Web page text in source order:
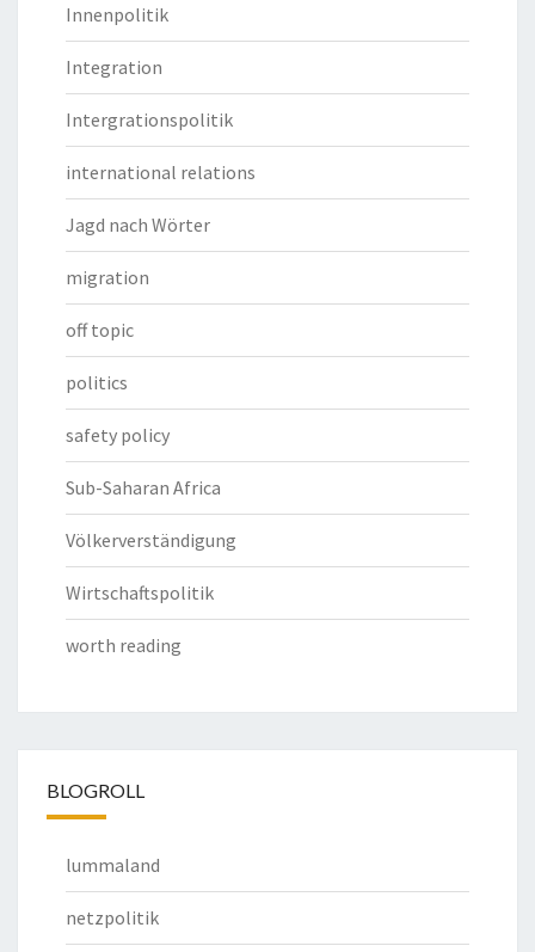
Innenpolitik
Integration
Intergrationspolitik
international relations
Jagd nach Wörter
migration
off topic
politics
safety policy
Sub-Saharan Africa
Völkerverständigung
Wirtschaftspolitik
worth reading
BLOGROLL
lummaland
netzpolitik